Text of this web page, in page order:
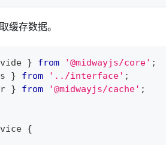
缓存数据。
} from '@midwayjs/core' ;
} from '../interface' ;
} from '@midwayjs/cache' ;
{